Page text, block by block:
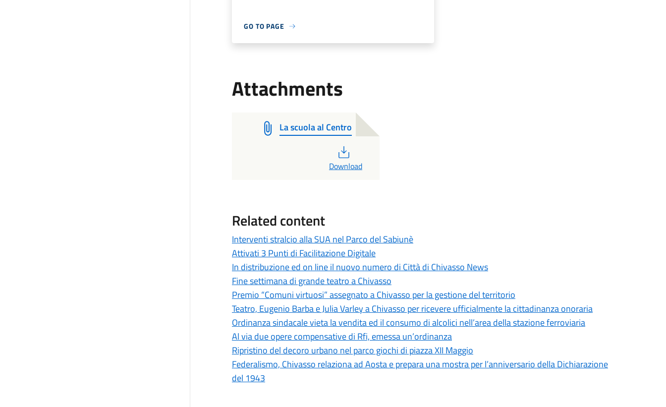
GO TO PAGE
Attachments
La scuola al Centro
Download
Related content
Interventi stralcio alla SUA nel Parco del Sabiunè
Attivati 3 Punti di Facilitazione Digitale
In distribuzione ed on line il nuovo numero di Città di Chivasso News
Fine settimana di grande teatro a Chivasso
Premio “Comuni virtuosi” assegnato a Chivasso per la gestione del territorio
Teatro, Eugenio Barba e Julia Varley a Chivasso per ricevere ufficialmente la cittadinanza onoraria
Ordinanza sindacale vieta la vendita ed il consumo di alcolici nell’area della stazione ferroviaria
Al via due opere compensative di Rfi, emessa un’ordinanza
Ripristino del decoro urbano nel parco giochi di piazza XII Maggio
Federalismo, Chivasso relaziona ad Aosta e prepara una mostra per l’anniversario della Dichiarazione
del 1943